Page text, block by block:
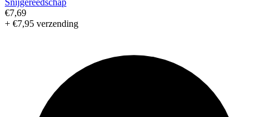
Snijgereedschap
€7,69
+ €7,95 verzending